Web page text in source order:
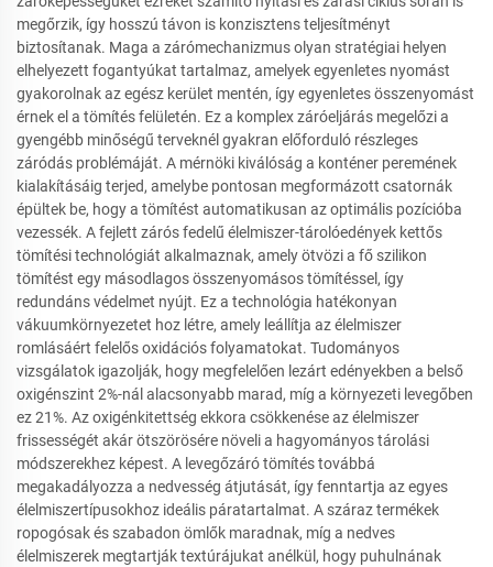
megőrzik, így hosszú távon is konzisztens teljesítményt
biztosítanak. Maga a zárómechanizmus olyan stratégiai helyen
elhelyezett fogantyúkat tartalmaz, amelyek egyenletes nyomást
gyakorolnak az egész kerület mentén, így egyenletes összenyomást
érnek el a tömítés felületén. Ez a komplex záróeljárás megelőzi a
gyengébb minőségű terveknél gyakran előforduló részleges
záródás problémáját. A mérnöki kiválóság a konténer peremének
kialakításáig terjed, amelybe pontosan megformázott csatornák
épültek be, hogy a tömítést automatikusan az optimális pozícióba
vezessék. A fejlett zárós fedelű élelmiszer-tárolóedények kettős
tömítési technológiát alkalmaznak, amely ötvözi a fő szilikon
tömítést egy másodlagos összenyomásos tömítéssel, így
redundáns védelmet nyújt. Ez a technológia hatékonyan
vákuumkörnyezetet hoz létre, amely leállítja az élelmiszer
romlásáért felelős oxidációs folyamatokat. Tudományos
vizsgálatok igazolják, hogy megfelelően lezárt edényekben a belső
oxigénszint 2%-nál alacsonyabb marad, míg a környezeti levegőben
ez 21%. Az oxigénkitettség ekkora csökkenése az élelmiszer
frissességét akár ötszörösére növeli a hagyományos tárolási
módszerekhez képest. A levegőzáró tömítés továbbá
megakadályozza a nedvesség átjutását, így fenntartja az egyes
élelmiszertípusokhoz ideális páratartalmat. A száraz termékek
ropogósak és szabadon ömlők maradnak, míg a nedves
élelmiszerek megtartják textúrájukat anélkül, hogy puhulnának